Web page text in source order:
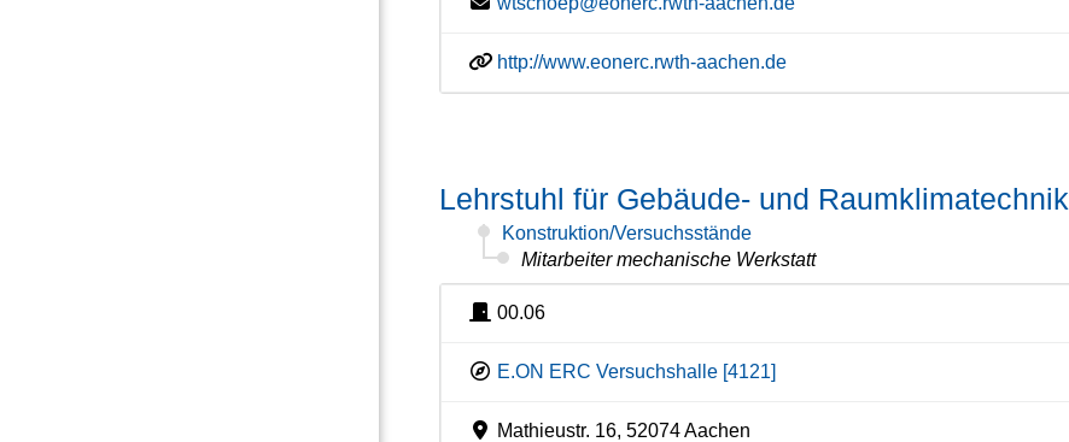
http://www.eonerc.rwth-aachen.de
Lehrstuhl für Gebäude- und Raumklimatechnik
Konstruktion/Versuchsstände
Mitarbeiter mechanische Werkstatt
00.06
E.ON ERC Versuchshalle [4121]
Mathieustr. 16, 52074 Aachen